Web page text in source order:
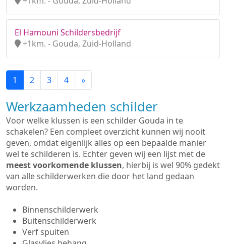
El Hamouni Schildersbedrijf
+1km. - Gouda, Zuid-Holland
1 2 3 4 »
Werkzaamheden schilder
Voor welke klussen is een schilder Gouda in te
schakelen? Een compleet overzicht kunnen wij nooit
geven, omdat eigenlijk alles op een bepaalde manier
wel te schilderen is. Echter geven wij een lijst met de
meest voorkomende klussen, hierbij is wel 90% gedekt
van alle schilderwerken die door het land gedaan
worden.
Binnenschilderwerk
Buitenschilderwerk
Verf spuiten